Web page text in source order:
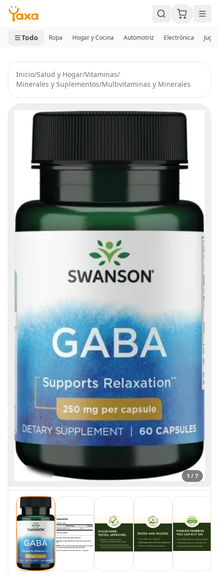
MINI CARRITO
0 productos
Todo Ropa Hogar y Cocina Automotriz Electrónica
Inicio/Salud y Hogar/Vitaminas/
Minerales y Suplementos/Multivitaminas y Minerales
1 / 7